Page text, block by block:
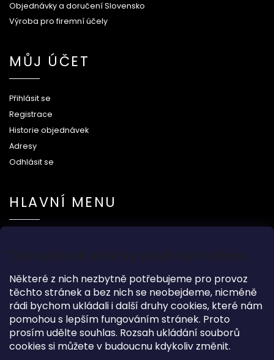
Tyto webové stránky používají cookies
Některé z nich nezbytně potřebujeme pro provoz
těchto stránek a bez nich se neobejdeme, nicméně
rádi bychom ukládali i další druhy cookies, které nám
pomohou s lepším fungováním stránek. Proto
prosím udělte souhlas. Rozsah ukládání souborů
cookies si můžete v budoucnu kdykoliv změnit.
Objednávky a doručení Slovensko
Výroba pro firemní účely
MŮJ ÚČET
Přihlásit se
Registrace
Historie objednávek
Adresy
Odhlásit se
HLAVNÍ MENU
Dárkové předměty
O nás
Copyright 2026Wood Kingdom. Všechna práva vyhrazena.